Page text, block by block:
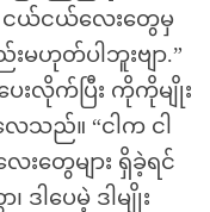
ငယ်ငယ်လေးတွေမှ
ဟုတ်ပါဘူးဗျာ.”
ေးလိုက်ပြီး ကိုကိုမျိုး
ည်။ “ငါက ငါ
တွေများ ရှိခဲ့ရင်
ါပေမဲ့ ဒါမျိုး